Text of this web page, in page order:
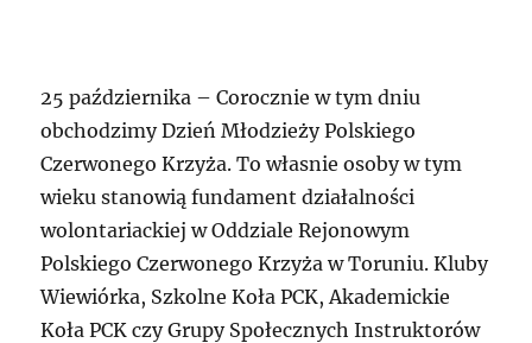
25 października – Corocznie w tym dniu
obchodzimy Dzień Młodzieży Polskiego
Czerwonego Krzyża. To własnie osoby w tym
wieku stanowią fundament działalności
wolontariackiej w Oddziale Rejonowym
Polskiego Czerwonego Krzyża w Toruniu. Kluby
Wiewiórka, Szkolne Koła PCK, Akademickie
Koła PCK czy Grupy Społecznych Instruktorów